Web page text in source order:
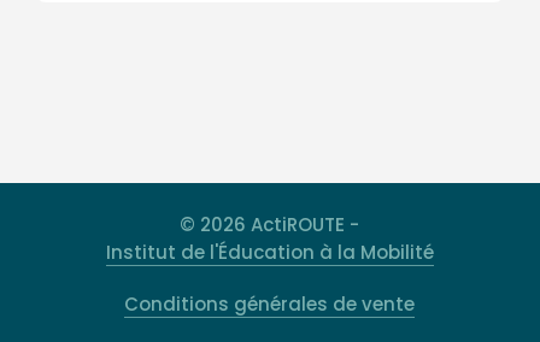
© 2026 ActiROUTE -
Institut de l'Éducation à la Mobilité
Conditions générales de vente